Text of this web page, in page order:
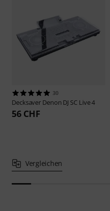
30
Decksaver Denon DJ SC Live 4
56 CHF
Vergleichen